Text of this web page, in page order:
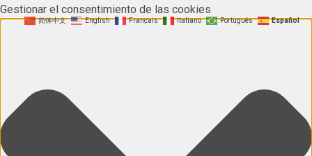
Gestionar el consentimiento de las cookies
简体中文 English Français Italiano Português Español